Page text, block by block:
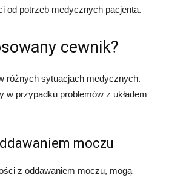
od potrzeb medycznych pacjenta.
cewnik?
różnych sytuacjach medycznych.
w przypadku problemów z układem
moczu
z oddawaniem moczu, mogą